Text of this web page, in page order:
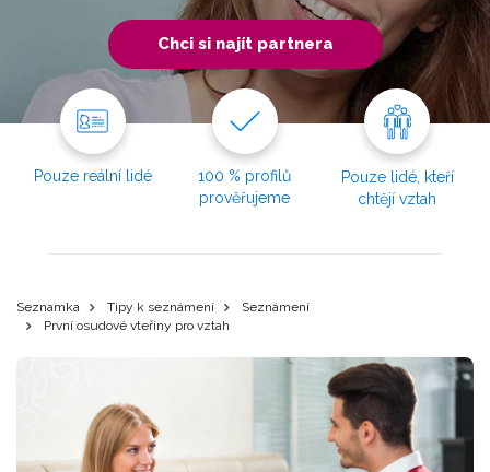
Chci si najít partnera
Pouze reální lidé
100 % profilů
prověřujeme
Pouze lidé, kteří
chtějí vztah
Seznamka Tipy k seznámení
Seznámení
První osudové vteřiny pro vztah